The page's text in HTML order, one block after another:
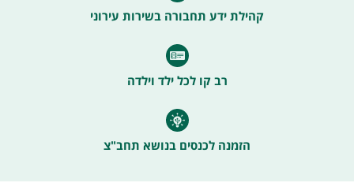
קהילת ידע תחבורה בשירות עירוני
רב קו לכל ילד וילדה
הזמנה לכנסים בנושא תחב"צ